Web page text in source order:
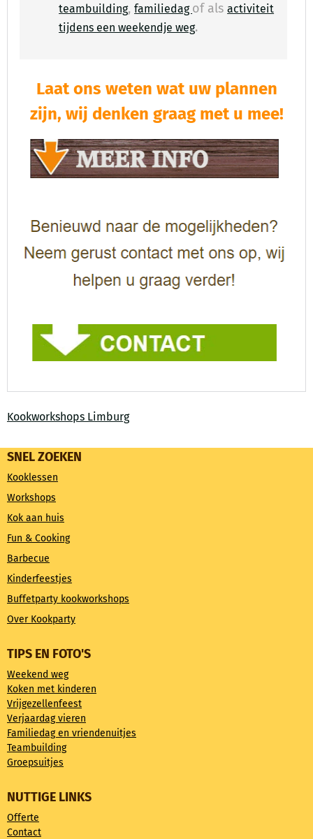
teambuilding,familiedag of alsactiviteit
tijdens een weekendje weg.
Laat ons weten wat uw plannen
zijn, wij denken graag met u mee!​
Kookworkshops Limburg
SNEL ZOEKEN
Kooklessen
Workshops
Kok aan huis
Fun & Cooking
Barbecue
Kinderfeestjes
Buffetparty kookworkshops
Over Kookparty
TIPS EN FOTO'S
Weekend weg
Koken met kinderen
Vrijgezellenfeest
Verjaardag vieren
Familiedag en vriendenuitjes
Teambuilding
Groepsuitjes
NUTTIGE LINKS
Offerte
Contact